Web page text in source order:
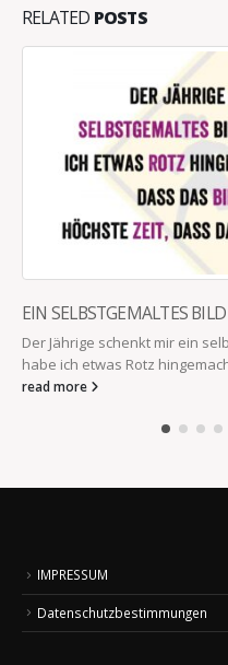
RELATED POSTS
EIN SELBSTGEMALTES BILD
Der Jährige schenkt mir ein
habe ich etwas Rotz
read more
IMPRESSUM
Datenschutzbestimmungen